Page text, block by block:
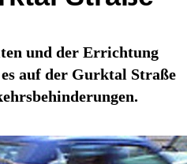
und der Errichtung
auf der Gurktal Straße